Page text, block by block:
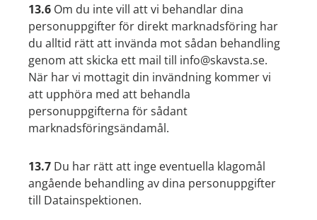
13.6 Om du inte vill att vi behandlar dina
personuppgifter för direkt marknadsföring har
du alltid rätt att invända mot sådan behandling
genom att skicka ett mail till info@skavsta.se.
När har vi mottagit din invändning kommer vi
att upphöra med att behandla
personuppgifterna för sådant
marknadsföringsändamål.
13.7 Du har rätt att inge eventuella klagomål
angående behandling av dina personuppgifter
till Datainspektionen.